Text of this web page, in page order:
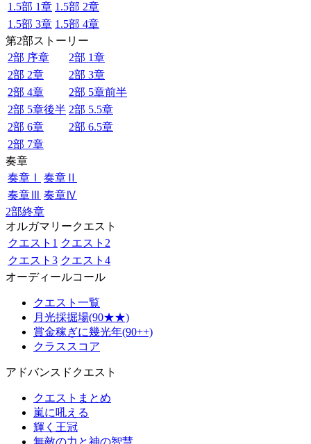
1.5部 1章 1.5部 2章
1.5部 3章 1.5部 4章
第2部ストーリー
2部 序章
2部 1章
2部 2章
2部 3章
2部 4章
2部 5章前半
2部 5章後半 2部 5.5章
2部 6章
2部 6.5章
2部 7章
奏章
奏章Ⅰ
奏章Ⅱ
奏章Ⅲ 奏章Ⅳ
2部終章
オルガマリークエスト
クエスト1 クエスト2
クエスト3 クエスト4
オーディールコール
クエスト一覧
月光採掘場(90★★)
賞金稼ぎに幾光年(90++)
クラススコア
アドバンスドクエスト
クエストまとめ
嵐に吼える
輝く王冠
無敵の力と神の智慧